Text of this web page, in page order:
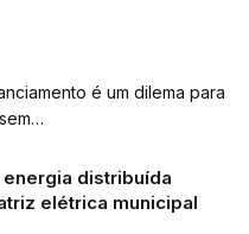
é um dilema para
distribuída
elétrica municipal